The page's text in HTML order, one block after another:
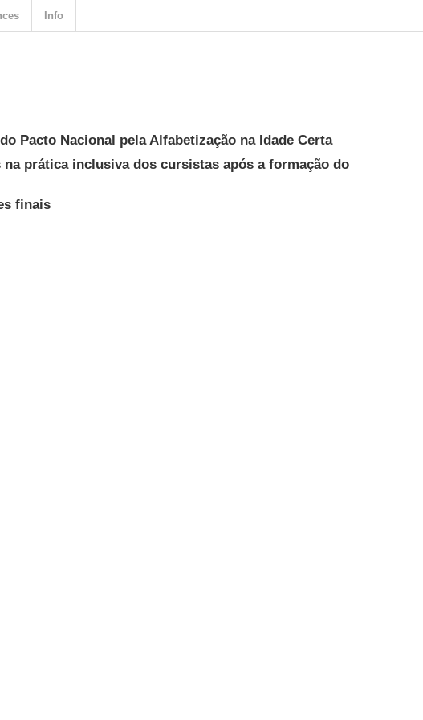
Pacto Nacional pela Alfabetização na Idade Certa
na prática inclusiva dos cursistas após a formação do
finais
Info